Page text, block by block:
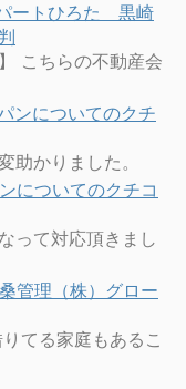
ートひろた 黒崎
こちらの不動産会
ンについてのクチ
助かりました。
についてのクチコ
って対応頂きまし
管理（株）グロー
てる家庭もあるこ